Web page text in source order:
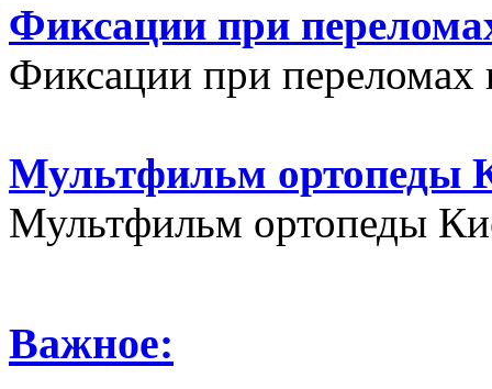
Фиксации при
Фиксации при переломах
Мультфильм ортопеды
Мультфильм ортопеды
Важное: